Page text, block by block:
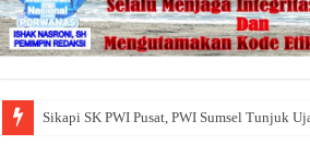
Sikapi SK PWI Pusat, PWI Sumsel Tunjuk